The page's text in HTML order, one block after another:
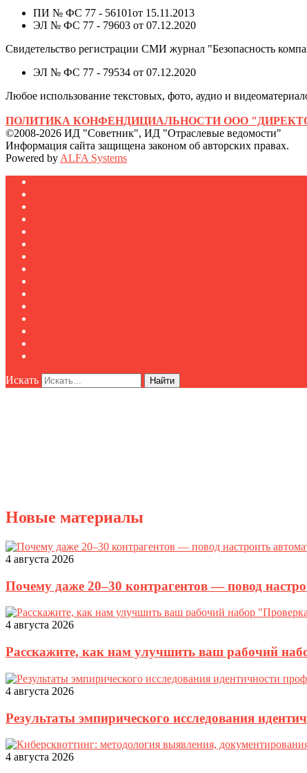
ПИ № ФС 77 - 56101от 15.11.2013
ЭЛ № ФС 77 - 79603 от 07.12.2020
Свидетельство регистрации СМИ журнал "Безопасность
ЭЛ № ФС 77 - 79534 от 07.12.2020
Любое использование текстовых, фото, аудио и
ПОЛИТИКА КОНФЕНДИЦИАЛЬНОСТИ ООО
©2008-2026 ИД "Советник", ИД "Отраслевые ведомости"
Информация сайта защищена законом об авторских правах.
Powered by ALFA Systems
Искать Найти
Новые материалы
4 августа 2026
Почему даже 20–30 контрагентов — повод
4 августа 2026
Расскажите, как нам улучшить ваш рабочий
4 августа 2026
Результаты эмпирического исследования
4 августа 2026